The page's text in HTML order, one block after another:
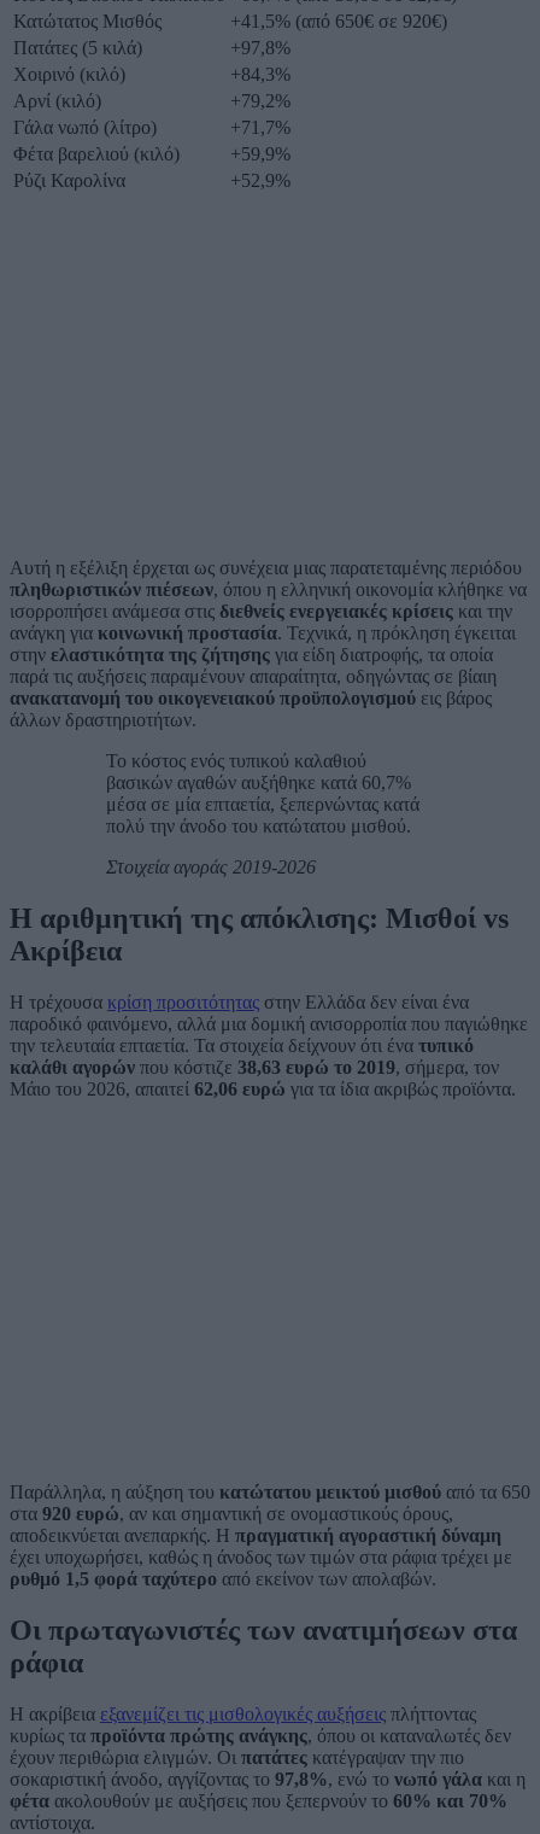
Κατώτατος Μισθός
+41,5% (από 650€ σε 920€)
Πατάτες (5 κιλά)
+97,8%
Χοιρινό (κιλό)
+84,3%
Αρνί (κιλό)
+79,2%
Γάλα νωπό (λίτρο)
+71,7%
Φέτα βαρελιού (κιλό)
+59,9%
Ρύζι Καρολίνα
+52,9%
Αυτή η εξέλιξη έρχεται ως συνέχεια μιας παρατεταμένης περιόδου
πληθωριστικών πιέσεων, όπου η ελληνική οικονομία κλήθηκε να
ισορροπήσει ανάμεσα στις διεθνείς ενεργειακές κρίσεις και την
ανάγκη για κοινωνική προστασία. Τεχνικά, η πρόκληση έγκειται
στην ελαστικότητα της ζήτησης για είδη διατροφής, τα οποία
παρά τις αυξήσεις παραμένουν απαραίτητα, οδηγώντας σε βίαιη
ανακατανομή του οικογενειακού προϋπολογισμού εις βάρος
άλλων δραστηριοτήτων.
Το κόστος ενός τυπικού καλαθιού
βασικών αγαθών αυξήθηκε κατά 60,7%
μέσα σε μία επταετία, ξεπερνώντας κατά
πολύ την άνοδο του κατώτατου μισθού.
Στοιχεία αγοράς 2019-2026
Η αριθμητική της απόκλισης: Μισθοί vs
Ακρίβεια
Η τρέχουσα κρίση προσιτότητας στην Ελλάδα δεν είναι ένα
παροδικό φαινόμενο, αλλά μια δομική ανισορροπία που παγιώθηκε
την τελευταία επταετία. Τα στοιχεία δείχνουν ότι ένα τυπικό
καλάθι αγορών που κόστιζε 38,63 ευρώ το 2019, σήμερα, τον
Μάιο του 2026, απαιτεί 62,06 ευρώ για τα ίδια ακριβώς προϊόντα.
Παράλληλα, η αύξηση του κατώτατου μεικτού μισθού από τα 650
στα 920 ευρώ, αν και σημαντική σε ονομαστικούς όρους,
αποδεικνύεται ανεπαρκής. Η πραγματική αγοραστική δύναμη
έχει υποχωρήσει, καθώς η άνοδος των τιμών στα ράφια τρέχει με
ρυθμό 1,5 φορά ταχύτερο από εκείνον των απολαβών.
Οι πρωταγωνιστές των ανατιμήσεων στα
ράφια
Η ακρίβεια εξανεμίζει τις μισθολογικές αυξήσεις πλήττοντας
κυρίως τα προϊόντα πρώτης ανάγκης, όπου οι καταναλωτές δεν
έχουν περιθώρια ελιγμών. Οι πατάτες κατέγραψαν την πιο
σοκαριστική άνοδο, αγγίζοντας το 97,8%, ενώ το νωπό γάλα και η
φέτα ακολουθούν με αυξήσεις που ξεπερνούν το 60% και 70%
αντίστοιχα.